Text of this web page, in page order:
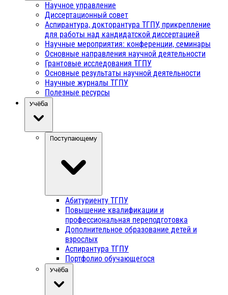
Научное управление
Диссертационный совет
Аспирантура, докторантура ТГПУ, прикрепление
для работы над кандидатской диссертацией
Научные мероприятия: конференции, семинары
Основные направления научной деятельности
Грантовые исследования ТГПУ
Основные результаты научной деятельности
Научные журналы ТГПУ
Полезные ресурсы
Учёба
Поступающему
Абитуриенту ТГПУ
Повышение квалификации и
профессиональная переподготовка
Дополнительное образование детей и
взрослых
Аспирантура ТГПУ
Портфолио обучающегося
Учёба